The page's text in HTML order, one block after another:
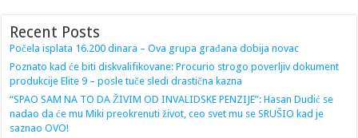
Recent Posts
Počela isplata 16.200 dinara – Ova grupa građana dobija novac
Poznato kad će biti diskvalifikovane: Procurio strogo poverljiv dokument
produkcije Elite 9 – posle tuče sledi drastična kazna
“SPAO SAM NA TO DA ŽIVIM OD INVALIDSKE PENZIJE”: Hasan Dudić se
nadao da će mu Miki preokrenuti život, ceo svet mu se SRUŠIO kad je
saznao OVO!